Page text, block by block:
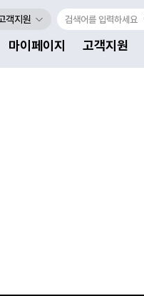
마이페이지 고객지원
객지원